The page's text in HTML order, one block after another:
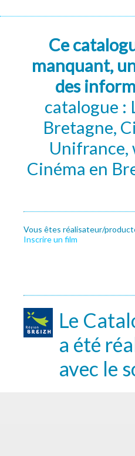
Ce
manquant,
des
catalogue :
Bretagne,
Unifrance,
Cinéma en
Vous êtes réalisateur/
Inscrire un film
Le
a été
avec le